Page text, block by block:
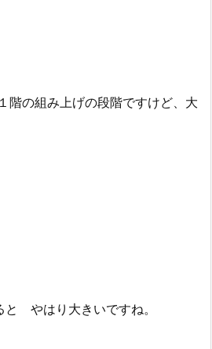
の組み上げの段階ですけど、大
やはり大きいですね。